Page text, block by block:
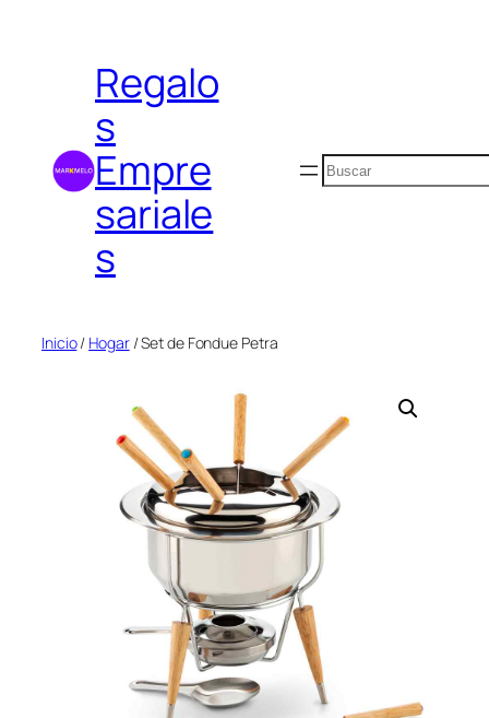
contenidoRegalo
s
Empre
sariale
s
Buscar
Inicio/ Hogar/ Set de Fondue Petra